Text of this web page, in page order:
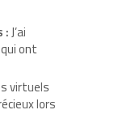
:J’ai
ont
virtuels
lors